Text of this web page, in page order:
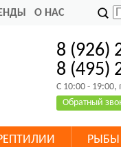
О НАС
8 (926)
8 (495)
C 10:00 - 19:00,
Обратный
РЫБЫ